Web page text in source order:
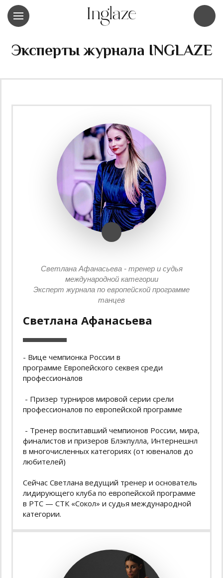
Эксперты журнала INGLAZE
Светлана Афанасьева
- Вице чемпионка России в
программе Европейского секвея среди
профессионалов
- Призер турниров мировой серии срели
профессионалов по европейской программе
- Тренер воспитавший чемпионов России, мира,
финалистов и призеров Блэкпулла, Интернешнл
в многочисленных категориях (от ювеналов до
любителей)
Сейчас Светлана ведущий тренер и основатель
лидирующего клуба по европейской программе
в РТС — СТК «Сокол» и судья международной
категории.
Светлана Афанасьева - тренер и судья
международной категории
Эксперт журнала по европейской программе
танцев